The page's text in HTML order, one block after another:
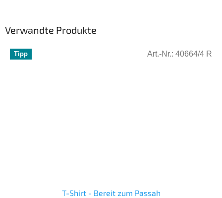
Verwandte Produkte
Tipp
T-Shirt - Bereit zum Passah
Art.-Nr.: 40664/4 R